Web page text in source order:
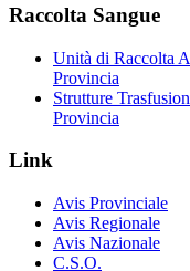
Raccolta Sangue
Unità di Raccolta
Provincia
Strutture
Provincia
Link
Avis Provinciale
Avis Regionale
Avis Nazionale
C.S.O.